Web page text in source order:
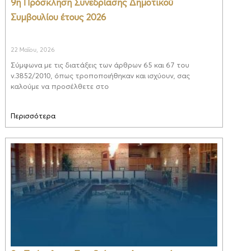
9η Πρόσκληση Συνεδρίασης Δημοτικού
Συμβουλίου έτους 2026
22 Μαΐου, 2026
Σύμφωνα με τις διατάξεις των άρθρων 65 και 67 του
ν.3852/2010, όπως τροποποιήθηκαν και ισχύουν, σας
καλούμε να προσέλθετε στο
Περισσότερα